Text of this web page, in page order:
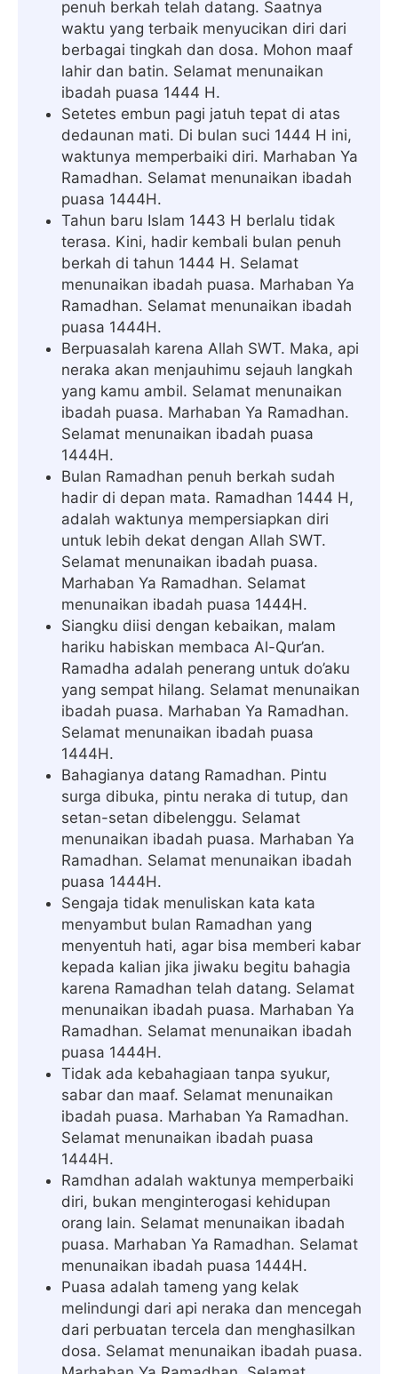
penuh berkah telah datang. Saatnya
waktu yang terbaik menyucikan diri dari
berbagai tingkah dan dosa. Mohon maaf
lahir dan batin. Selamat menunaikan
ibadah puasa 1444 H.
Setetes embun pagi jatuh tepat di atas
dedaunan mati. Di bulan suci 1444 H ini,
waktunya memperbaiki diri. Marhaban Ya
Ramadhan. Selamat menunaikan ibadah
puasa 1444H.
Tahun baru Islam 1443 H berlalu tidak
terasa. Kini, hadir kembali bulan penuh
berkah di tahun 1444 H. Selamat
menunaikan ibadah puasa. Marhaban Ya
Ramadhan. Selamat menunaikan ibadah
puasa 1444H.
Berpuasalah karena Allah SWT. Maka, api
neraka akan menjauhimu sejauh langkah
yang kamu ambil. Selamat menunaikan
ibadah puasa. Marhaban Ya Ramadhan.
Selamat menunaikan ibadah puasa
1444H.
Bulan Ramadhan penuh berkah sudah
hadir di depan mata. Ramadhan 1444 H,
adalah waktunya mempersiapkan diri
untuk lebih dekat dengan Allah SWT.
Selamat menunaikan ibadah puasa.
Marhaban Ya Ramadhan. Selamat
menunaikan ibadah puasa 1444H.
Siangku diisi dengan kebaikan, malam
hariku habiskan membaca Al-Qur’an.
Ramadha adalah penerang untuk do’aku
yang sempat hilang. Selamat menunaikan
ibadah puasa. Marhaban Ya Ramadhan.
Selamat menunaikan ibadah puasa
1444H.
Bahagianya datang Ramadhan. Pintu
surga dibuka, pintu neraka di tutup, dan
setan-setan dibelenggu. Selamat
menunaikan ibadah puasa. Marhaban Ya
Ramadhan. Selamat menunaikan ibadah
puasa 1444H.
Sengaja tidak menuliskan kata kata
menyambut bulan Ramadhan yang
menyentuh hati, agar bisa memberi kabar
kepada kalian jika jiwaku begitu bahagia
karena Ramadhan telah datang. Selamat
menunaikan ibadah puasa. Marhaban Ya
Ramadhan. Selamat menunaikan ibadah
puasa 1444H.
Tidak ada kebahagiaan tanpa syukur,
sabar dan maaf. Selamat menunaikan
ibadah puasa. Marhaban Ya Ramadhan.
Selamat menunaikan ibadah puasa
1444H.
Ramdhan adalah waktunya memperbaiki
diri, bukan menginterogasi kehidupan
orang lain. Selamat menunaikan ibadah
puasa. Marhaban Ya Ramadhan. Selamat
menunaikan ibadah puasa 1444H.
Puasa adalah tameng yang kelak
melindungi dari api neraka dan mencegah
dari perbuatan tercela dan menghasilkan
dosa. Selamat menunaikan ibadah puasa.